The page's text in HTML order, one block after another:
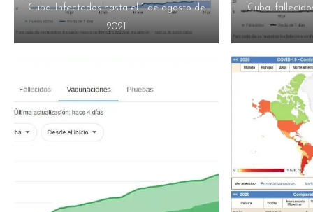
Cuba. Infectados hasta el 1 de agosto de
2021
Cuba.